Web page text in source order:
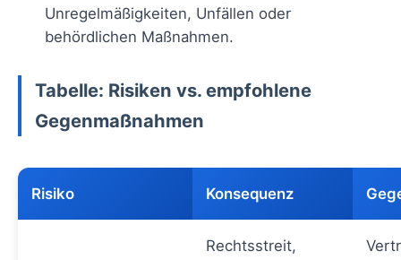
Unregelmäßigkeiten, Unfällen oder
behördlichen Maßnahmen.
Tabelle: Risiken vs. empfohlene
Gegenmaßnahmen
Risiko Konsequenz
Rechtsstreit,